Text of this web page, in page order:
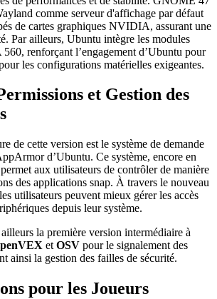
comme serveur d'affichage par défaut
de cartes graphiques NVIDIA, assurant une
Par ailleurs, Ubuntu intègre les modules
renforçant l’engagement d’Ubuntu pour
les configurations matérielles exigeantes.
et Gestion des
de cette version est le système de demande
d’Ubuntu. Ce système, encore en
aux utilisateurs de contrôler de manière
des applications snap. À travers le nouveau
utilisateurs peuvent mieux gérer les accès
depuis leur système.
la première version intermédiaire à
et OSV pour le signalement des
ainsi la gestion des failles de sécurité.
pour les Joueurs